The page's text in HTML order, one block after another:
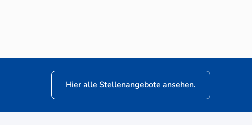
Verkaufsberater (m/w/d) für VW Nutzfahrzeuge
Hier alle Stellenangebote ansehen.